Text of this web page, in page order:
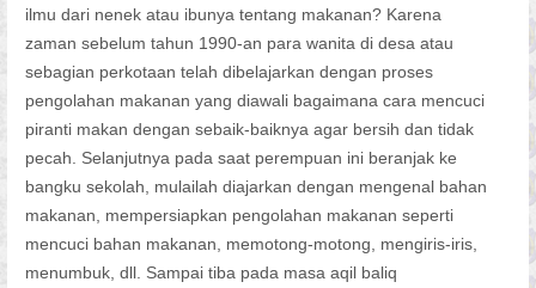
ilmu dari nenek atau ibunya tentang makanan? Karena
zaman sebelum tahun 1990-an para wanita di desa atau
sebagian perkotaan telah dibelajarkan dengan proses
pengolahan makanan yang diawali bagaimana cara mencuci
piranti makan dengan sebaik-baiknya agar bersih dan tidak
pecah. Selanjutnya pada saat perempuan ini beranjak ke
bangku sekolah, mulailah diajarkan dengan mengenal bahan
makanan, mempersiapkan pengolahan makanan seperti
mencuci bahan makanan, memotong-motong, mengiris-iris,
menumbuk, dll. Sampai tiba pada masa aqil baliq